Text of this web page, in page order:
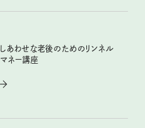
しあわせな老後のためのリンネル
マネー講座